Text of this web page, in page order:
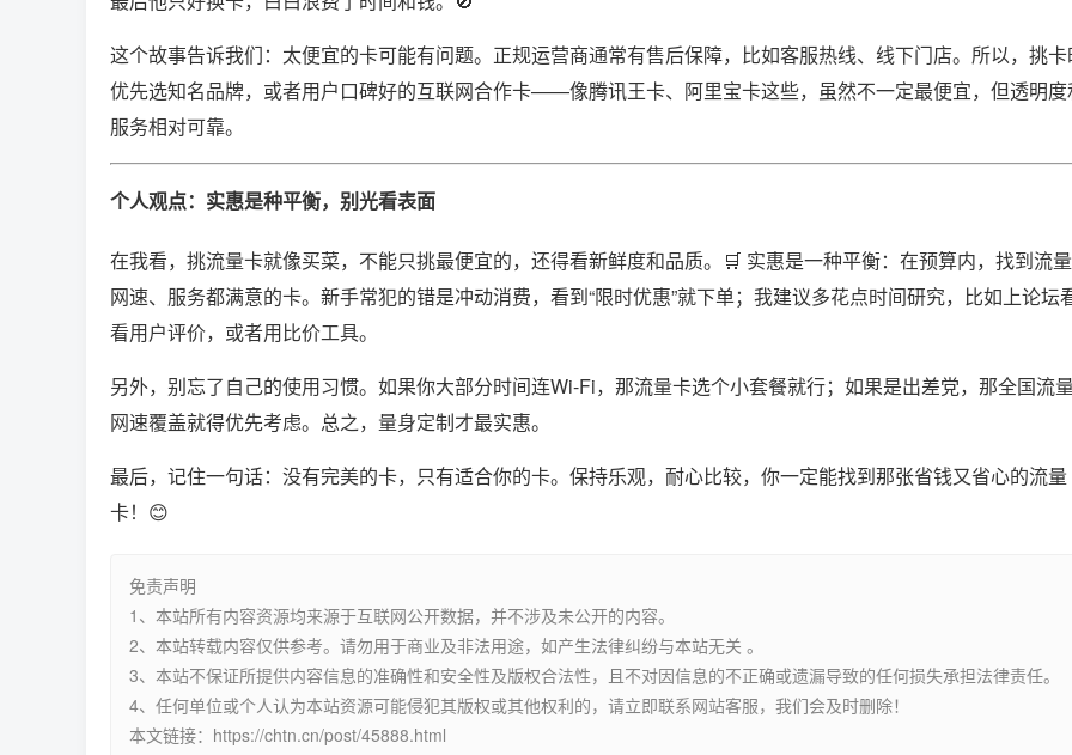
这个故事告诉我们：太便宜的卡可能有问题。正规运营商通常有售后保障，比如客服热线、线下门店。所以，挑卡
优先选知名品牌，或者用户口碑好的互联网合作卡——像腾讯王卡、阿里宝卡这些，虽然不一定最便宜，但透明度
服务相对可靠。
个人观点：实惠是种平衡，别光看表面
在我看，挑流量卡就像买菜，不能只挑最便宜的，还得看新鲜度和品质。🛒 实惠是一种平衡：在预算内，找到流量
网速、服务都满意的卡。新手常犯的错是冲动消费，看到“限时优惠”就下单；我建议多花点时间研究，比如上论坛
看用户评价，或者用比价工具。
另外，别忘了自己的使用习惯。如果你大部分时间连Wi-Fi，那流量卡选个小套餐就行；如果是出差党，那全国流
网速覆盖就得优先考虑。总之，量身定制才最实惠。
最后，记住一句话：没有完美的卡，只有适合你的卡。保持乐观，耐心比较，你一定能找到那张省钱又省心的流量
卡！😊
免责声明
1、本站所有内容资源均来源于互联网公开数据，并不涉及未公开的内容。
2、本站转载内容仅供参考。请勿用于商业及非法用途，如产生法律纠纷与本站无关 。
3、本站不保证所提供内容信息的准确性和安全性及版权合法性，且不对因信息的不正确或遗漏导致的任何损失承担法律责任。
4、任何单位或个人认为本站资源可能侵犯其版权或其他权利的，请立即联系网站客服，我们会及时删除！
本文链接：https://chtn.cn/post/45888.html